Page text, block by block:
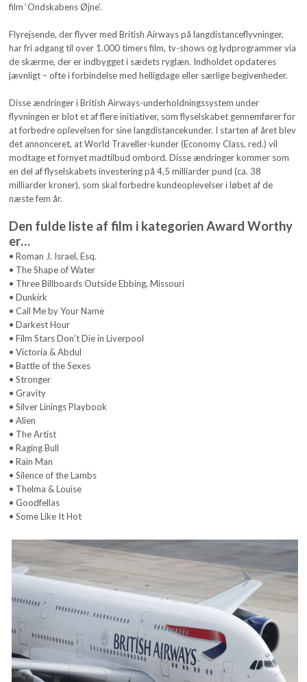
film ‘Ondskabens Øjne’.
Flyrejsende, der flyver med British Airways på langdistanceflyvninger,
har fri adgang til over 1.000 timers film, tv-shows og lydprogrammer via
de skærme, der er indbygget i sædets ryglæn. Indholdet opdateres
jævnligt – ofte i forbindelse med helligdage eller særlige begivenheder.
Disse ændringer i British Airways-underholdningssystem under
flyvningen er blot et af flere initiativer, som flyselskabet gennemfører for
at forbedre oplevelsen for sine langdistancekunder. I starten af året blev
det annonceret, at World Traveller-kunder (Economy Class, red.) vil
modtage et fornyet madtilbud ombord. Disse ændringer kommer som
en del af flyselskabets investering på 4,5 milliarder pund (ca. 38
milliarder kroner), som skal forbedre kundeoplevelser i løbet af de
næste fem år.
Den fulde liste af film i kategorien Award Worthy
er…
• Roman J. Israel, Esq.
• The Shape of Water
• Three Billboards Outside Ebbing, Missouri
• Dunkirk
• Call Me by Your Name
• Darkest Hour
• Film Stars Don’t Die in Liverpool
• Victoria & Abdul
• Battle of the Sexes
• Stronger
• Gravity
• Silver Linings Playbook
• Alien
• The Artist
• Raging Bull
• Rain Man
• Silence of the Lambs
• Thelma & Louise
• Goodfellas
• Some Like It Hot